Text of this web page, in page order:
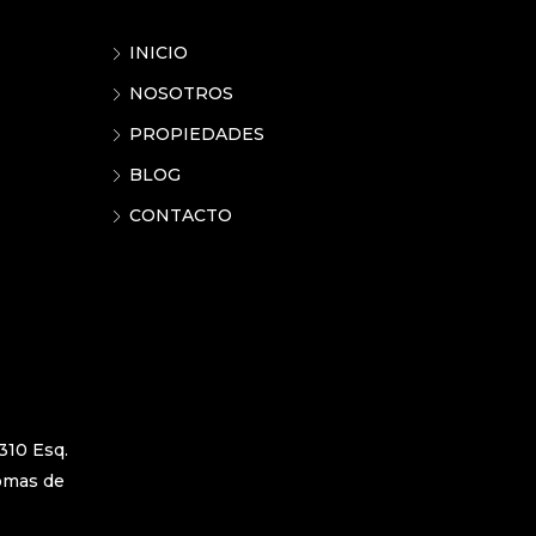
Esq.
de
INICIO
NOSOTROS
PROPIEDADES
BLOG
CONTACTO